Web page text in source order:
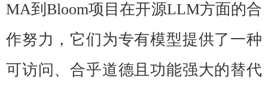
MA到Bloom项目在开源LLM方面的合
作努力，它们为专有模型提供了一种
可访问、合乎道德且功能强大的替代